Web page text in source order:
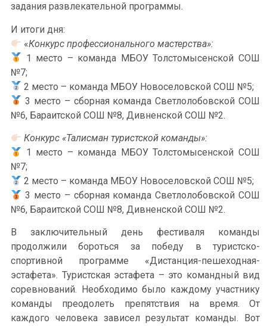
задания развлекательной программы.
И итоги дня:
«Конкурс профессионального мастерства»:
1 место – команда МБОУ Толстомысенской СОШ
№7;
2 место – команда МБОУ Новоселовской СОШ №5;
3 место – сборная команда Светлолобовской СОШ
№6, Бараитской СОШ №8, Дивненской СОШ №2.
Конкурс «Талисман туристской команды»:
1 место – команда МБОУ Толстомысенской СОШ
№7;
2 место – команда МБОУ Новоселовской СОШ №5;
3 место – сборная команда Светлолобовской СОШ
№6, Бараитской СОШ №8, Дивненской СОШ №2.
В заключительный день фестиваля команды
продолжили бороться за победу в туристско-
спортивной программе «Дистанция-пешеходная-
эстафета». Туристская эстафета – это командный вид
соревнований. Необходимо было каждому участнику
команды преодолеть препятствия на время. От
каждого человека зависел результат команды. Вот